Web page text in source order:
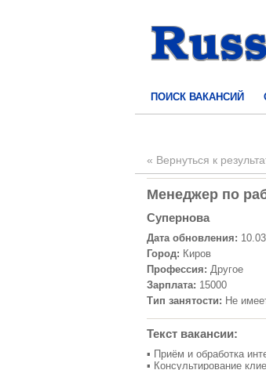
ПОИСК ВАКАНСИЙ
« Вернуться к
Менеджер по
Супернова
Дата обновления:
Город: Киров
Профессия: Другое
Зарплата: 15000
Тип занятости: Не
Текст вакансии:
▪ Приём и обработка
▪ Консультирование